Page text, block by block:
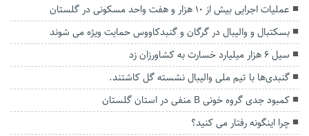
عملیات اجرایی بیش از ۱۰ هزار و هفت واحد مسکونی در گلستان
بسکتبال و والیبال در گرگان و گنبدکاووس حمایت ویژه می شوند
سیل ۶ هزار میلیارد خسارت به کشاورزان زد
گنبدی‌ها با تیم ملی والیبال نشسته گل کاشتند.
کمبود جدی گروه خونی B منفی در استان گلستان
چرا اینگونه رفتار می کنید؟